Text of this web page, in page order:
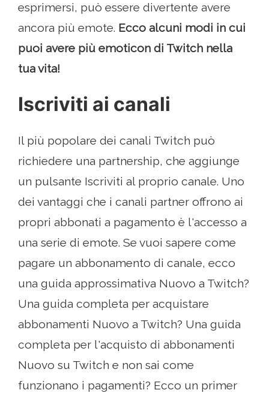
esprimersi, può essere divertente avere
ancora più emote. Ecco alcuni modi in cui
puoi avere più emoticon di Twitch nella
tua vita!
Iscriviti ai canali
Il più popolare dei canali Twitch può
richiedere una partnership, che aggiunge
un pulsante Iscriviti al proprio canale. Uno
dei vantaggi che i canali partner offrono ai
propri abbonati a pagamento è l'accesso a
una serie di emote. Se vuoi sapere come
pagare un abbonamento di canale, ecco
una guida approssimativa Nuovo a Twitch?
Una guida completa per acquistare
abbonamenti Nuovo a Twitch? Una guida
completa per l'acquisto di abbonamenti
Nuovo su Twitch e non sai come
funzionano i pagamenti? Ecco un primer